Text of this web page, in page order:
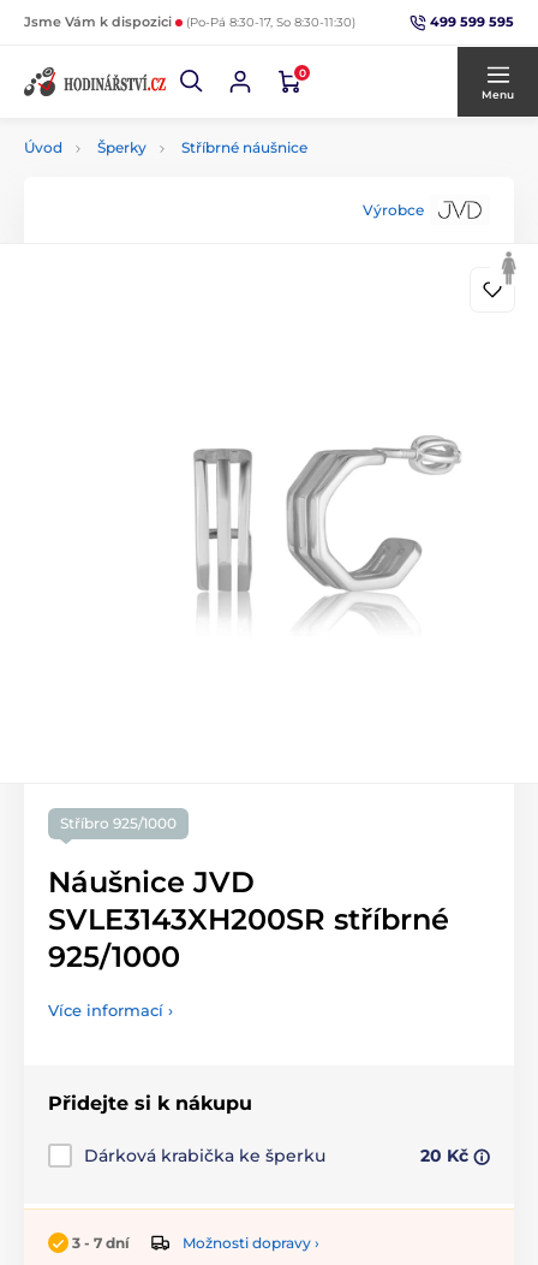
Jsme Vám k dispozici (Po-Pá 8:30-17, So 8:30-11:30) 499 599 595
0
Menu
Úvod Šperky Stříbrné náušnice
Výrobce
Stříbro 925/1000
Náušnice JVD
SVLE3143XH200SR stříbrné
925/1000
Více informací ›
Přidejte si k nákupu
Dárková krabička ke šperku 20 Kč
3 - 7 dní
Možnosti dopravy ›